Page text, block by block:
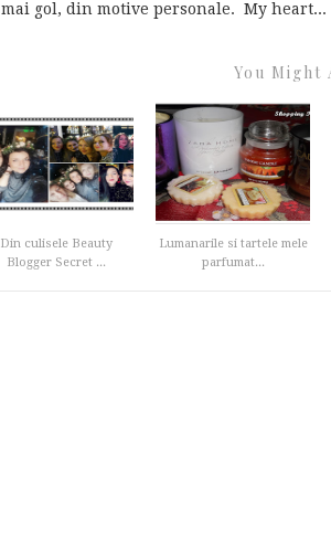
mai gol, din motive personale. My heart...
You Might
Din culisele Beauty
Blogger Secret ...
Lumanarile si tartele mele
parfumat...